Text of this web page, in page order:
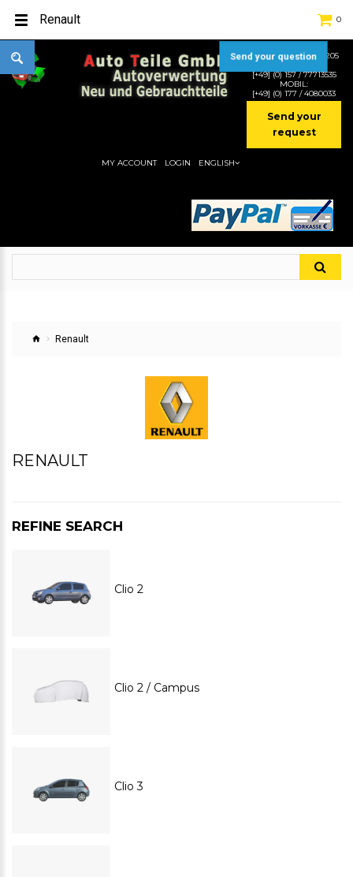
TEL:[+49] (0) 2232-5205
MOBIL:
[+49] (0) 157 / 77713535
MOBIL:
[+49] (0) 177 / 4080033
Send your
request
0
MY ACCOUNT LOGIN ENGLISH
Renault
RENAULT
REFINE SEARCH
Clio 2
Clio 2 / Campus
Clio 3
Renault
Send your question